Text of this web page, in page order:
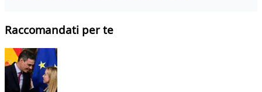
Raccomandati per te